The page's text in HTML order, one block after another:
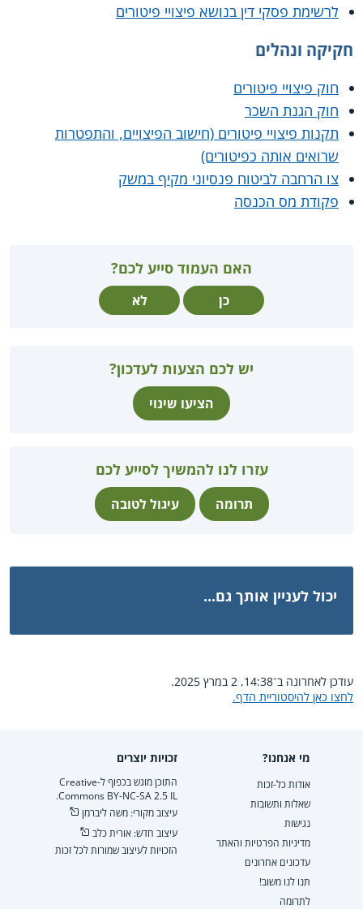
לרשימת פסקי דין בנושא פיצויי פיטורים
חקיקה ונהלים
חוק פיצויי פיטורים
חוק הגנת השכר
תקנות פיצויי פיטורים (חישוב הפיצויים, והתפטרות
שרואים אותה כפיטורים)
צו הרחבה לביטוח פנסיוני מקיף במשק
פקודת מס הכנסה
האם העמוד סייע לכם?
כן לא
יש לכם הצעות לעדכון?
הציעו שינוי
עזרו לנו להמשיך לסייע לכם
תרומה עיגול לטובה
יכול לעניין אותך גם...
עודכן לאחרונה ב־14:38, 2 במרץ 2025.
לחצו כאן להיסטוריית הדף.
מי אנחנו?
אודות כל-זכות
שאלות ותשובות
נגישות
מדיניות הפרטיות והאתר
עדכונים אחרונים
תנו לנו משוב!
לתרומה
זכויות יוצרים
התוכן מוגש בכפוף ל-Creative
Commons BY-NC-SA 2.5 IL.
עיצוב מקורי: משה ליברמן
עיצוב חדש: אורית כלב
הזכויות לעיצוב שמורות לכל זכות